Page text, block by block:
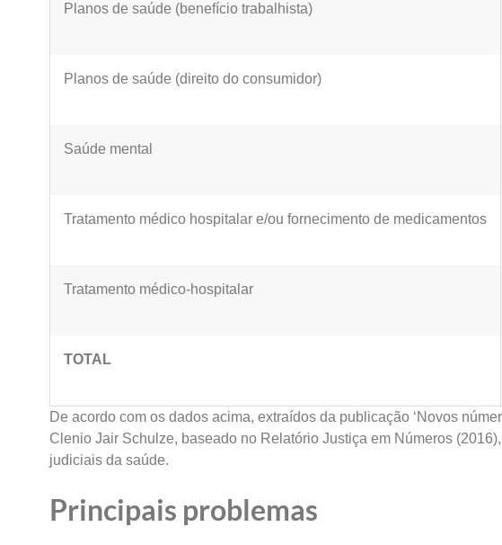
Planos de saúde (benefício trabalhista)
Planos de saúde (direito do consumidor)
Saúde mental
Tratamento médico hospitalar e/ou fornecimento de medicamentos
Tratamento médico-hospitalar
TOTAL
De acordo com os dados acima, extraídos da publicação ‘Novos
Clenio Jair Schulze, baseado no Relatório Justiça em Números
judiciais da saúde.
Principais problemas